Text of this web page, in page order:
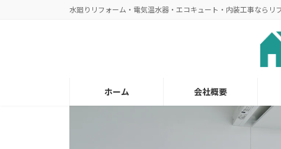
水廻りリフォーム・電気温水器・エコキュート・内装工事なら
ホーム 会社概要